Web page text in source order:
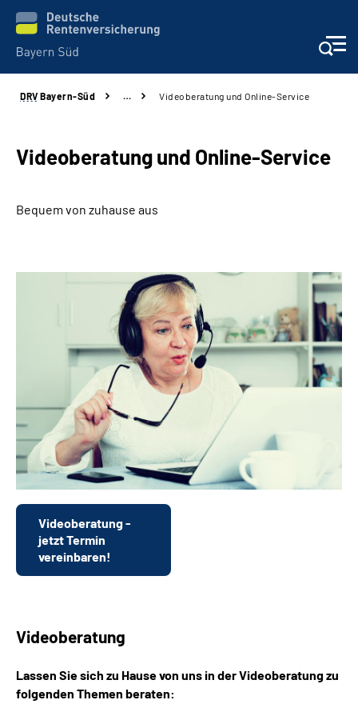
Beratung und Kontakt
Karriere
Inhalte in Gebärdensprache (DGS)
Leichte Sprache
Suche
Mein Kundenportal
DRV Bayern-Süd … Videoberatung und Online-Service
Videoberatung und Online-Service
Bequem von zuhause aus
Videoberatung -
jetzt Termin
vereinbaren!
Videoberatung
Lassen Sie sich zu Hause von uns in der Videoberatung zu
folgenden Themen beraten: